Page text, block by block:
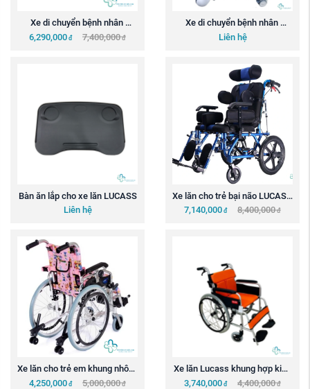
Xe di chuyển bệnh nhân
Lucass D100
6,290,000 đ 7,400,000 đ
Xe di chuyển bệnh nhân
Lucass ECLIP X2
Liên hệ
Bàn ăn lắp cho xe lăn LUCASS
Liên hệ
Xe lăn cho trẻ bại não LUCASS
X58L
7,140,000 đ 8,400,000 đ
Xe lăn cho trẻ em khung nhôm
LUCASS X98L
4,250,000 đ 5,000,000 đ
Xe lăn Lucass khung hợp kim
X-201 đệm vàng
3,740,000 đ 4,400,000 đ